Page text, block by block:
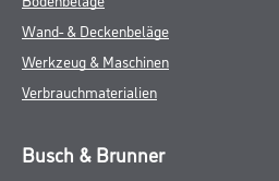
Wand- & Deckenbeläge
Werkzeug & Maschinen
Verbrauchmaterialien
Busch & Brunner